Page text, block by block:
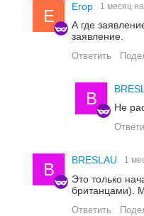
Е Егор 1 месяц
А где
заявление.
Ответить
B Не
B BRESLAU 1
Это только
британцами).
Ответить